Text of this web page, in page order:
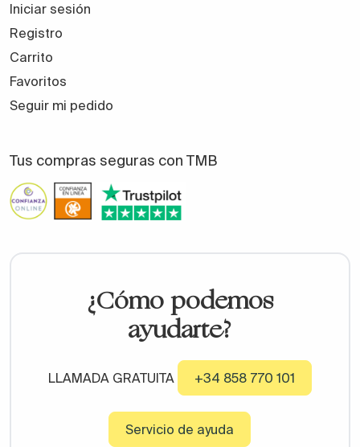
Iniciar sesión
Registro
Carrito
Favoritos
Seguir mi pedido
Tus compras seguras con TMB
¿Cómo podemos
ayudarte?
LLAMADA GRATUITA +34 858 770 101
Servicio de ayuda